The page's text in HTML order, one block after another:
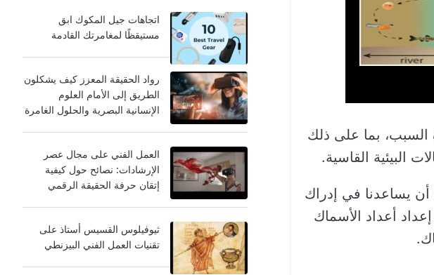
السبب، بما على ذلك
البيئية القاسية.
يساعدنا في إدراك
أعداد الأسماك
اتجاهات جيل المكوك ابق
مستيقظًا لمغامرتك القادمة
رواد الحقيقة المعزز كيف يشكلون
الطريق إلى الأمام العلوم
الإنسانية البصرية والحلول الغامرة
العمل الفني على مجال عصر
الإرشادات: نصائح حول كيفية
إتقان حرفة الحقيقة الرقمي
ثيوفيلوس القسيس أستاذ على
تقنيات العمل الفني البيزنطي